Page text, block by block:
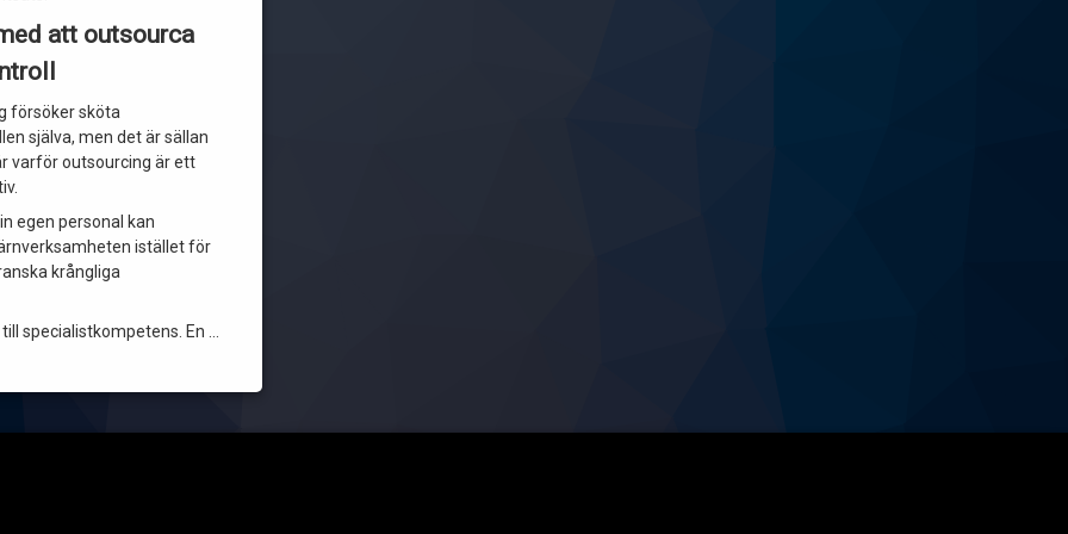
att outsourca
försöker sköta
själva, men det är sällan
varför outsourcing är ett
egen personal kan
istället för
krångliga
specialistkompetens. En …